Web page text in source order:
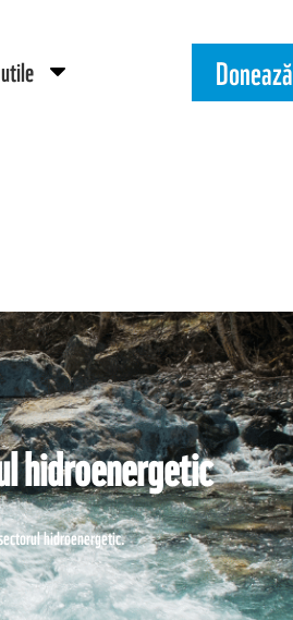
Donează
hidroenergetic
hidroenergetic.